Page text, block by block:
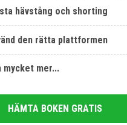
hävstång och shorting
den rätta plattformen
mycket mer...
HÄMTA BOKEN GRATIS